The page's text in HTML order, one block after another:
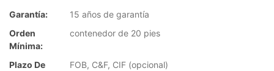
Garantía:
15 años de garantía
Orden
Mínima:
contenedor de 20 pies
Plazo De
FOB, C&F, CIF (opcional)